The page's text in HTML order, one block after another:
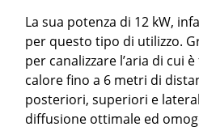
La sua potenza di 12 kW,
per questo tipo di utilizzo.
per canalizzare l’aria di cui
calore fino a 6 metri di
posteriori, superiori e
diffusione ottimale ed